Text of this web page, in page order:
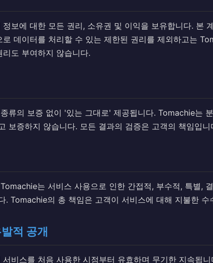
정보에 대한 모든 권리, 소유권 및 이익을 보유합니다. 본
로 데이터를 처리할 수 있는 제한된 권리를 제외하고는
도 부여하지 않습니다.
류의 보증 없이 '있는 그대로' 제공됩니다. Tomachie는
보증하지 않습니다. 모든 결과의 검증은 고객의 책임입니
는 서비스 사용으로 인한 간접적, 부수적, 특별,
. Tomachie의 총 책임은 고객이 서비스에 대해 지불한 수
적 공개
비스를 처음 사용한 시점부터 유효하며 무기한 지속됩